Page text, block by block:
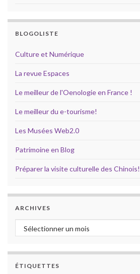
BLOGOLISTE
Culture et Numérique
La revue Espaces
Le meilleur de l'Oenologie en France !
Le meilleur du e-tourisme!
Les Musées Web2.0
Patrimoine en Blog
Préparer la visite culturelle des Chinois!
ARCHIVES
Archives
ÉTIQUETTES